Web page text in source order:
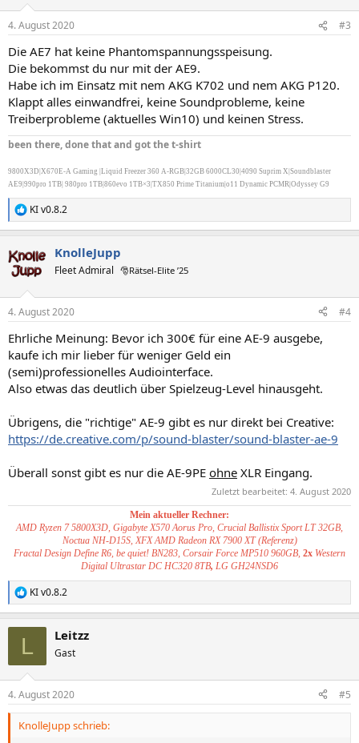
e
:
4. August 2020 #3
Die AE7 hat keine Phantomspannungsspeisung.
Die bekommst du nur mit der AE9.
Habe ich im Einsatz mit nem AKG K702 und nem AKG P120.
Klappt alles einwandfrei, keine Soundprobleme, keine
Treiberprobleme (aktuelles Win10) und keinen Stress.
been there, done that and got the t-shirt
9800X3D|X670E-A Gaming |Liquid Freezer 360 A-RGB|32GB 6000CL30|4090 Suprim X|Soundblaster
AE9|990pro 1TB| 980pro 1TB|860evo 1TB×3|TX850 Prime Titanium|o11 Dynamic PCMR|Odyssey G9
R
e
k
t
i
e
:
KI v0.8.2
KnolleJupp
Fleet Admiral 🎅Rätsel-Elite ’25
4. August 2020 #4
Ehrliche Meinung: Bevor ich 300€ für eine AE-9 ausgebe,
kaufe ich mir lieber für weniger Geld ein
(semi)professionelles Audiointerface.
Also etwas das deutlich über Spielzeug-Level hinausgeht.
Übrigens, die "richtige" AE-9 gibt es nur direkt bei Creative:
https://de.creative.com/p/sound-blaster/sound-blaster-ae-9
Überall sonst gibt es nur die AE-9PE ohne XLR Eingang.
Zuletzt bearbeitet: 4. August 2020
Mein aktueller Rechner:
AMD Ryzen 7 5800X3D, Gigabyte X570 Aorus Pro, Crucial Ballistix Sport LT 32GB,
Noctua NH-D15S, XFX AMD Radeon RX 7900 XT (Referenz)
Fractal Design Define R6, be quiet! BN283, Corsair Force MP510 960GB, 2x Western
Digital Ultrastar DC HC320 8TB, LG GH24NSD6
R
e
e
n
KI v0.8.2
L Leitzz
Gast
4. August 2020 #5
KnolleJupp schrieb: